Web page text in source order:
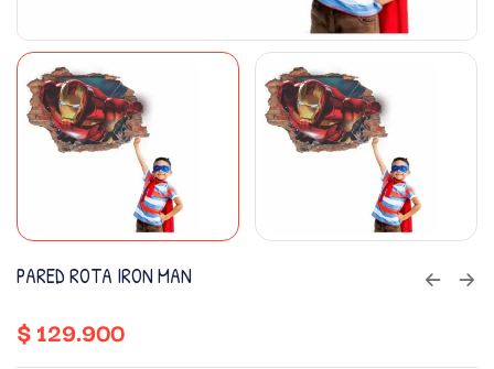
PARED ROTA IRON MAN
$129.900